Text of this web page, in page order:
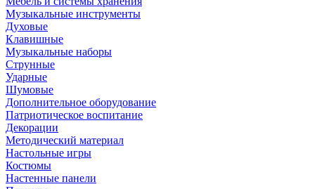
Музыкальные инструменты
Духовые
Клавишные
Музыкальные наборы
Струнные
Ударные
Шумовые
Дополнительное оборудование
Патриотическое воспитание
Декорации
Методический материал
Настольные игры
Костюмы
Настенные панели